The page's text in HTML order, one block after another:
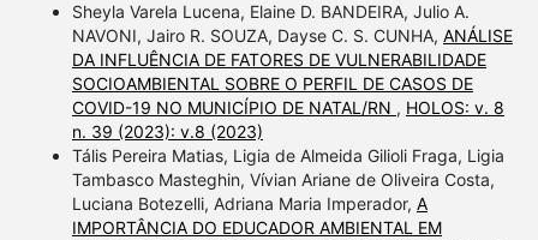
Sheyla Varela Lucena, Elaine D. BANDEIRA, Julio A.
NAVONI, Jairo R. SOUZA, Dayse C. S. CUNHA, ANÁLISE
DA INFLUÊNCIA DE FATORES DE VULNERABILIDADE
SOCIOAMBIENTAL SOBRE O PERFIL DE CASOS DE
COVID-19 NO MUNICÍPIO DE NATAL/RN , HOLOS: v. 8
n. 39 (2023): v.8 (2023)
Tális Pereira Matias, Ligia de Almeida Gilioli Fraga, Ligia
Tambasco Masteghin, Vívian Ariane de Oliveira Costa,
Luciana Botezelli, Adriana Maria Imperador, A
IMPORTÂNCIA DO EDUCADOR AMBIENTAL EM